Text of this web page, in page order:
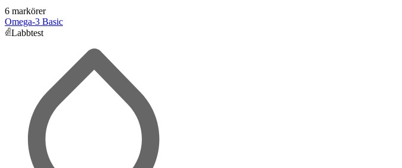
6 markörer
Omega-3 Basic
Labbtest